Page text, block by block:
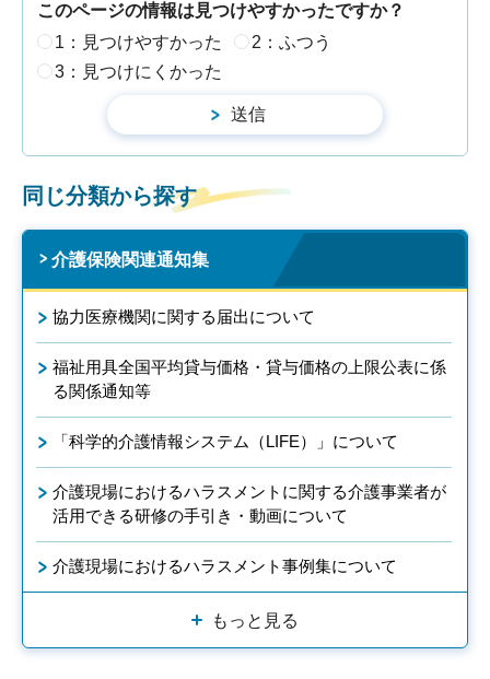
このページの情報は見つけやすかったですか？
1：見つけやすかった
2：ふつう
3：見つけにくかった
同じ分類から探す
介護保険関連通知集
協力医療機関に関する届出について
福祉用具全国平均貸与価格・貸与価格の上限公表に係
る関係通知等
「科学的介護情報システム（LIFE）」について
介護現場におけるハラスメントに関する介護事業者が
活用できる研修の手引き・動画について
介護現場におけるハラスメント事例集について
もっと見る